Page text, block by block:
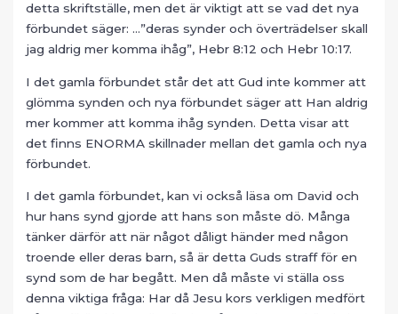
detta skriftställe, men det är viktigt att se vad det nya
förbundet säger: …”deras synder och överträdelser skall
jag aldrig mer komma ihåg”, Hebr 8:12 och Hebr 10:17.
I det gamla förbundet står det att Gud inte kommer att
glömma synden och nya förbundet säger att Han aldrig
mer kommer att komma ihåg synden. Detta visar att
det finns ENORMA skillnader mellan det gamla och nya
förbundet.
I det gamla förbundet, kan vi också läsa om David och
hur hans synd gjorde att hans son måste dö. Många
tänker därför att när något dåligt händer med någon
troende eller deras barn, så är detta Guds straff för en
synd som de har begått. Men då måste vi ställa oss
denna viktiga fråga: Har då Jesu kors verkligen medfört